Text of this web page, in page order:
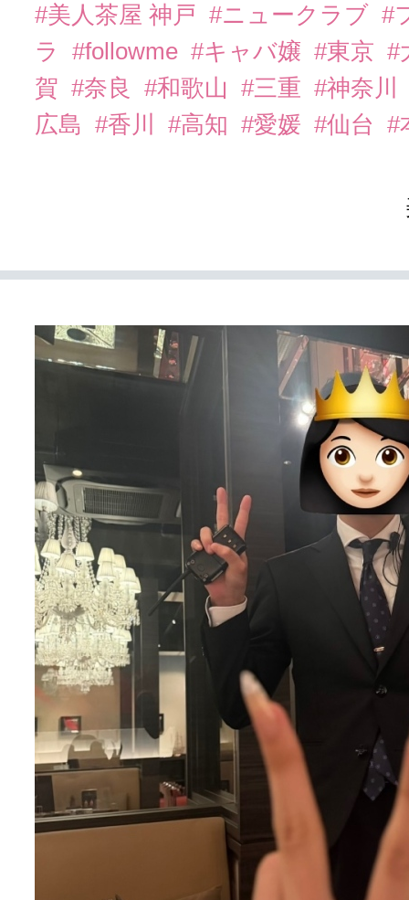
#美人茶屋 神戸 #ニュークラブ #
ラ
#followme #キャバ嬢 #東京 #
賀 #奈良 #和歌山 #三重 #神奈川
広島
#香川 #高知 #愛媛 #仙台 #